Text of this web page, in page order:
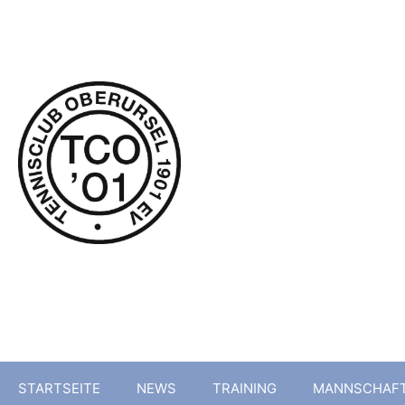
STARTSEITE NEWS TRAINING